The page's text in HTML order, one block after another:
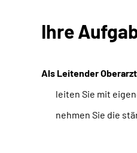
Ihre
Als Leitender
leiten Sie mit
nehmen Sie die